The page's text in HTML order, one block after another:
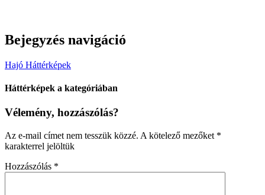
Bejegyzés navigáció
Hajó Háttérképek
Háttérképek a kategóriában
Vélemény, hozzászólás?
Az e-mail címet nem tesszük közzé. A kötelező mezőket *
karakterrel jelöltük
Hozzászólás *